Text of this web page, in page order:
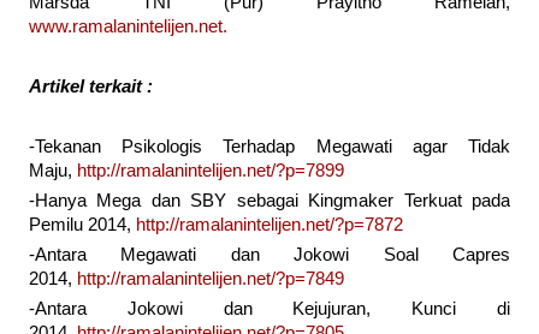
www.ramalanintelijen.net.
Artikel terkait :
-Tekanan Psikologis Terhadap Megawati agar Tidak
Maju, http://ramalanintelijen.net/?p=7899
-Hanya Mega dan SBY sebagai Kingmaker Terkuat pada
Pemilu 2014, http://ramalanintelijen.net/?p=7872
-Antara Megawati dan Jokowi Soal Capres
2014, http://ramalanintelijen.net/?p=7849
-Antara Jokowi dan Kejujuran, Kunci di